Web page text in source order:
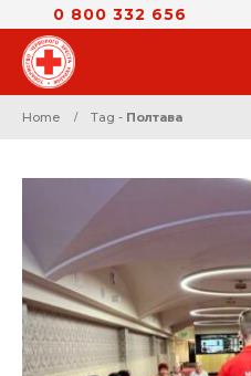
0 800 332 656
Home Tag - Полтава